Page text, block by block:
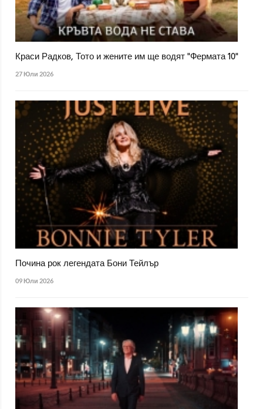
Краси Радков, Тото и жените им ще водят "Фермата 10"
27 Юли 2026
Почина рок легендата Бони Тейлър
09 Юли 2026